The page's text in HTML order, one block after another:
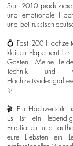
Seit 2010
und emotionale
und bei russisch-
💍 Fast 200
kleinen Elopement
Gästen. Meine
Technik und
✨
🎬 Ein Hochzeitsfilm
Es ist ein
Emotionen und
eure Liebsten ein